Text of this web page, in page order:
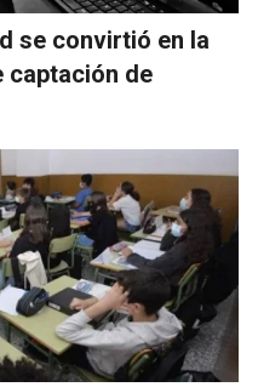
se convirtió en la
captación de